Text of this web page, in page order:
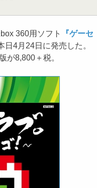
360用ソフト
『ゲーセ
日4月24日に発売した。
が8,800＋税。